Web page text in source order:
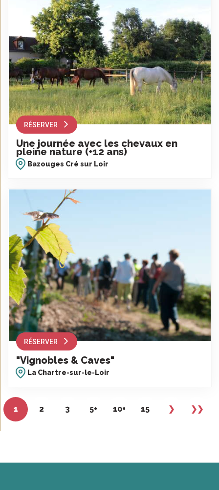
RÉSERVER
Une journée avec les chevaux en
pleine nature (+12 ans)
Bazouges Cré sur Loir
RÉSERVER
"Vignobles & Caves"
La Chartre-sur-le-Loir
1 2 3 5+ 10+ 15 ❯ ❯❯